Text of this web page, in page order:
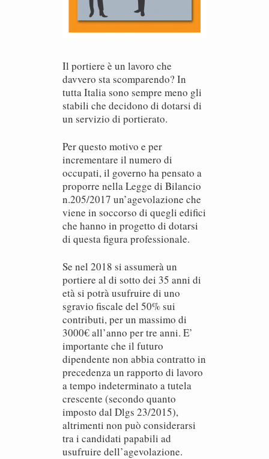
Il portiere è un lavoro che
davvero sta scomparendo? In
tutta Italia sono sempre meno gli
stabili che decidono di dotarsi di
un servizio di portierato.
Per questo motivo e per
incrementare il numero di
occupati, il governo ha pensato a
proporre nella Legge di Bilancio
n.205/2017 un’agevolazione che
viene in soccorso di quegli edifici
che hanno in progetto di dotarsi
di questa figura professionale.
Se nel 2018 si assumerà un
portiere al di sotto dei 35 anni di
età si potrà usufruire di uno
sgravio fiscale del 50% sui
contributi, per un massimo di
3000€ all’anno per tre anni. E’
importante che il futuro
dipendente non abbia contratto in
precedenza un rapporto di lavoro
a tempo indeterminato a tutela
crescente (secondo quanto
imposto dal Dlgs 23/2015),
altrimenti non può considerarsi
tra i candidati papabili ad
usufruire dell’agevolazione.